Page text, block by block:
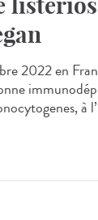
2022 en
à